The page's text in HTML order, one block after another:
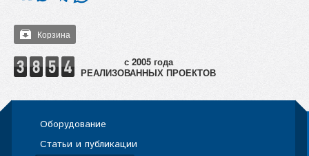
Корзина
РЕАЛИЗОВАННЫХ ПРОЕКТОВ
Оборудование
Статьи и публикации